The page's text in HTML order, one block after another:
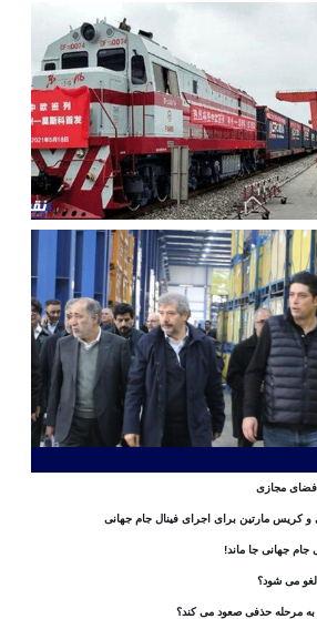
فضای مجازی
کریس مارتین برای اجرای فینال جام جهانی
جام جهانی جا ماند!
لغو می شود؟
به مرحله حذفی صعود می کند؟